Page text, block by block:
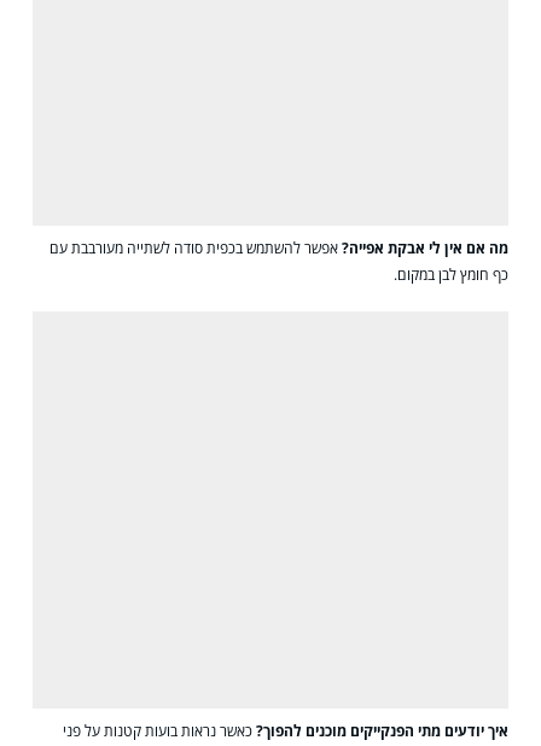
מה אם אין לי אבקת אפייה?אפשר להשתמש בכפית סודה לשתייה מעורבבת עם
כף חומץ לבן במקום.
איך יודעים מתי הפנקייקים מוכנים להפוך?כאשר נראות בועות קטנות על פני